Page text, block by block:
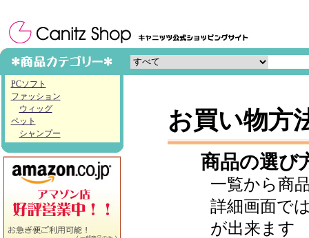
PCソフト
ファッション
ウィッグ
ペット
シャンプー
お買い物方
商品の選び
一覧から商
詳細画面で
が出来ます